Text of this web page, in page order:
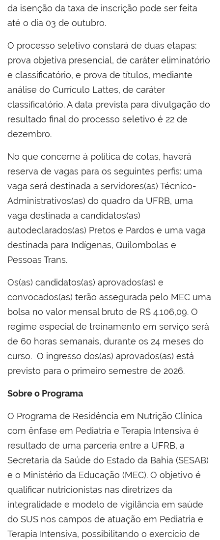
da isenção da taxa de inscrição pode ser feita
até o dia 03 de outubro.
O processo seletivo constará de duas etapas:
prova objetiva presencial, de caráter eliminatório
e classificatório, e prova de títulos, mediante
análise do Currículo Lattes, de caráter
classificatório. A data prevista para divulgação do
resultado final do processo seletivo é 22 de
dezembro.
No que concerne à política de cotas, haverá
reserva de vagas para os seguintes perfis: uma
vaga será destinada a servidores(as) Técnico-
Administrativos(as) do quadro da UFRB, uma
vaga destinada a candidatos(as)
autodeclarados(as) Pretos e Pardos e uma vaga
destinada para Indígenas, Quilombolas e
Pessoas Trans.
Os(as) candidatos(as) aprovados(as) e
convocados(as) terão assegurada pelo MEC uma
bolsa no valor mensal bruto de R$ 4.106,09. O
regime especial de treinamento em serviço será
de 60 horas semanais, durante os 24 meses do
curso. O ingresso dos(as) aprovados(as) está
previsto para o primeiro semestre de 2026.
Sobre o Programa
O Programa de Residência em Nutrição Clínica
com ênfase em Pediatria e Terapia Intensiva é
resultado de uma parceria entre a UFRB, a
Secretaria da Saúde do Estado da Bahia (SESAB)
e o Ministério da Educação (MEC). O objetivo é
qualificar nutricionistas nas diretrizes da
integralidade e modelo de vigilância em saúde
do SUS nos campos de atuação em Pediatria e
Terapia Intensiva, possibilitando o exercício de